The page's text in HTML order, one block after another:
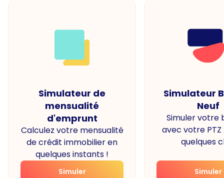
Simulateur de
mensualité
d'emprunt
Calculez votre mensualité
de crédit immobilier en
quelques instants !
Simuler
Simulateur
Neuf
Simuler votre
avec votre PTZ
quelques
Simuler